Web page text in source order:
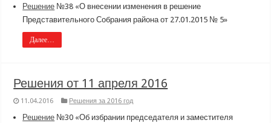
Решение №38 «О внесении изменения в решение
Представительного Собрания района от 27.01.2015 № 5»
Далее…
Решения от 11 апреля 2016
11.04.2016 Решения за 2016 год
Решение №30 «Об избрании председателя и заместителя